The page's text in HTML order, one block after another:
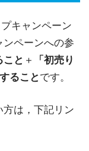
キャンペーン
ペーンへの参
と ＋
「初売り
ることです。
は，下記リン